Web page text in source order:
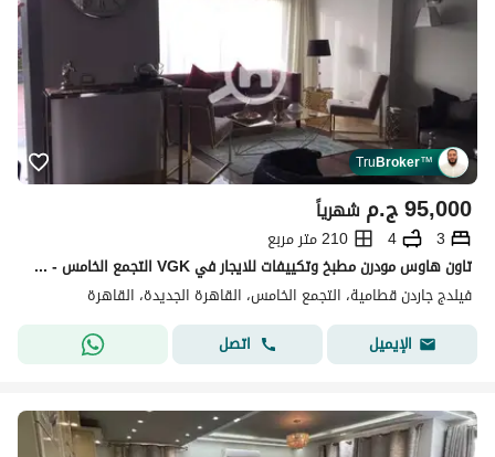
TruBroker™
ج.م95,000 شهرياً
3
4
210 متر مربع
تاون هاوس مودرن مطبخ وتكييفات للايجار في VGK التجمع الخامس - القاهرة الجديدة
فيلدج جاردن قطامية، التجمع الخامس، القاهرة الجديدة، القاهرة
الإيميل
اتصل